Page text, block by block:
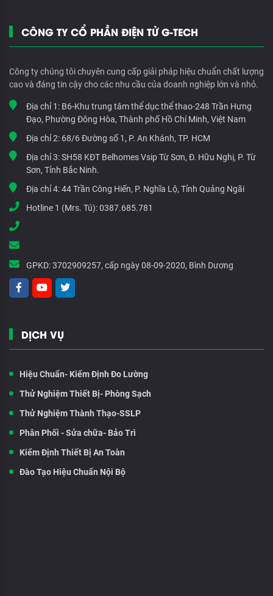
CÔNG TY CỔ PHẦN ĐIỆN TỬ G-TECH
Công ty chúng tôi chuyên cung cấp giải pháp hiệu chuẩn chất lượng
cao và đáng tin cậy cho các nhu cầu của doanh nghiệp lớn và nhỏ.
Địa chỉ 1: B6-Khu trung tâm thể dục thể thao-248 Trần Hưng
Đạo, Phường Đông Hòa, Thành phố Hồ Chí Minh, Việt Nam
Địa chỉ 2: 68/6 Đường số 1, P. An Khánh, TP. HCM
Địa chỉ 3:SH58 KĐT Belhomes Vsip Từ Sơn, Đ. Hữu Nghị, P. Từ
Sơn, Tỉnh Bắc Ninh.
Địa chỉ 4:44 Trần Công Hiến, P. Nghĩa Lộ, Tỉnh Quảng Ngãi
Hotline 1 (Mrs. Tú):0387.685.781
GPKD:3702909257, cấp ngày 08-09-2020, Bình Dương
DỊCH VỤ
Hiệu Chuẩn- Kiểm Định Đo Lường
Thử Nghiệm Thiết Bị- Phòng Sạch
Thử Nghiệm Thành Thạo-SSLP
Phân Phối - Sửa chữa- Bảo Trì
Kiểm Định Thiết Bị An Toàn
Đào Tạo Hiệu Chuẩn Nội Bộ